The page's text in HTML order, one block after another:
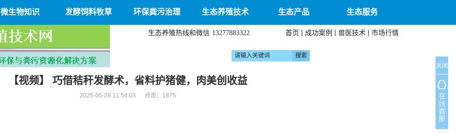
微生物知识 发酵饲料牧草 环保粪污治理 生态养殖技术 生态产品 生态服务
首页 | 成功案例 | 兽医技术 | 市场行情
生态养殖热线和微信 13277883322
【视频】 巧借秸秆发酵术，省料护猪健，肉美创收益
2025-05-28 11:54:03 点击： 1875
关闭